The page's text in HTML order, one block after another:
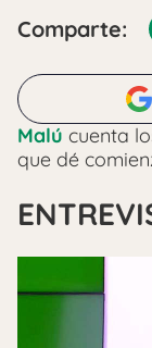
Comparte:
Malú cuenta
que dé